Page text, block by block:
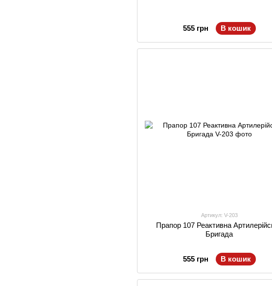
555 грн В кошик
Артикул: V-203
Прапор 107 Реактивна
Бригада
555 грн В кошик